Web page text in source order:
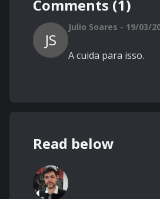
Comments (1)
JS
Julio Soares - 19/03/
A cuida para isso.
Read below